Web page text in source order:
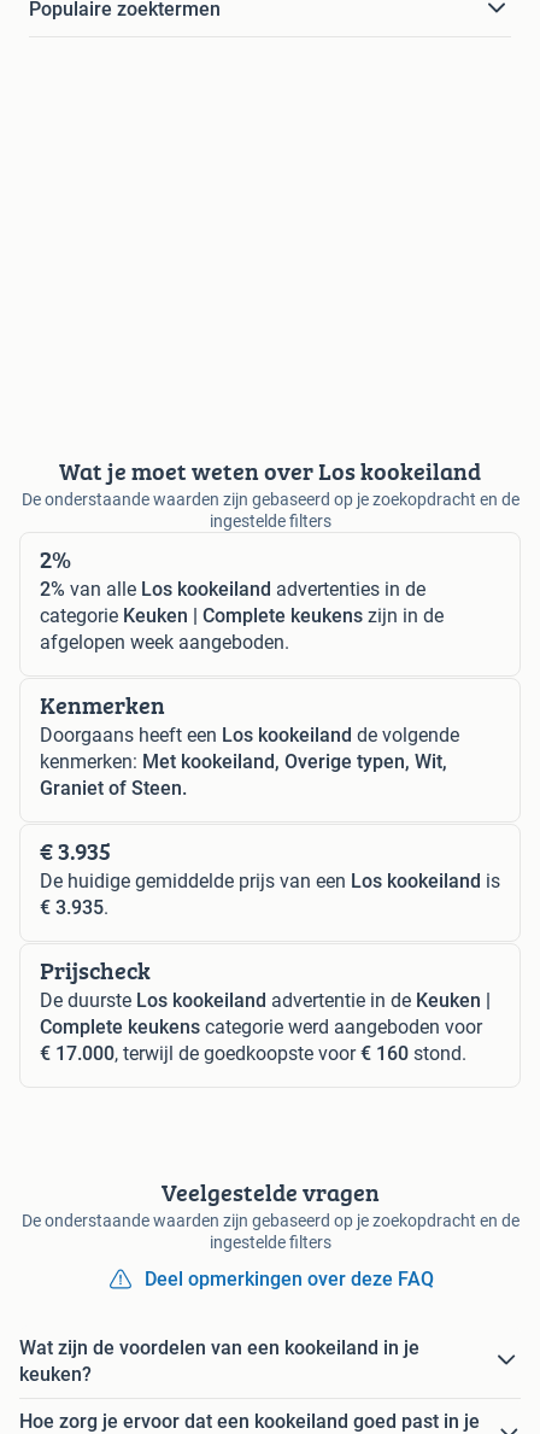
Populaire zoektermen
Wat je moet weten over Los kookeiland
De onderstaande waarden zijn gebaseerd op je zoekopdracht en de
ingestelde filters
2%
2% van alle Los kookeiland advertenties in de
categorie Keuken | Complete keukens zijn in de
afgelopen week aangeboden.
Kenmerken
Doorgaans heeft een Los kookeiland de volgende
kenmerken: Met kookeiland, Overige typen, Wit,
Graniet of Steen.
€ 3.935
De huidige gemiddelde prijs van een Los kookeiland is
€ 3.935.
Prijscheck
De duurste Los kookeiland advertentie in de Keuken |
Complete keukens categorie werd aangeboden voor
€ 17.000, terwijl de goedkoopste voor€ 160 stond.
Veelgestelde vragen
De onderstaande waarden zijn gebaseerd op je zoekopdracht en de
ingestelde filters
Deel opmerkingen over deze FAQ
Wat zijn de voordelen van een kookeiland in je
keuken?
Hoe zorg je ervoor dat een kookeiland goed past in je